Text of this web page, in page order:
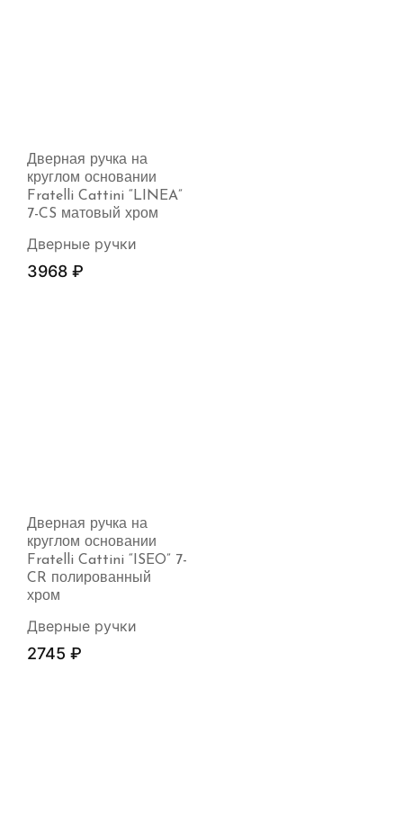
Дверная ручка на
круглом основании
Fratelli Cattini “LINEA”
7-CS матовый хром
Дверные ручки
3968 ₽
Дверная ручка на
круглом основании
Fratelli Cattini “ISEO” 7-
CR полированный
хром
Дверные ручки
2745 ₽